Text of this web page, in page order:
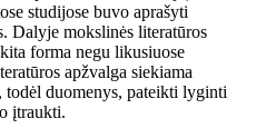
studijose buvo aprašyti
Dalyje mokslinės literatūros
forma negu likusiuose
apžvalga siekiama
duomenys, pateikti lyginti
įtraukti.